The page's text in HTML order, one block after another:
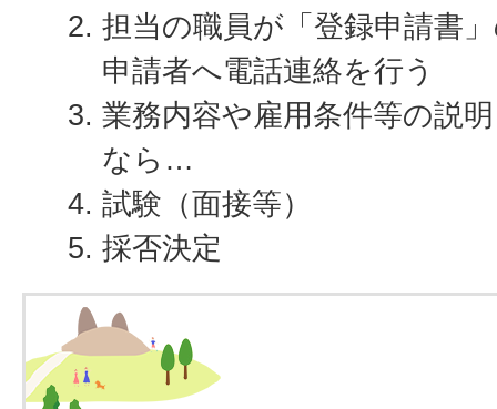
担当の職員が「登録申請書
申請者へ電話連絡を行う
業務内容や雇用条件等の説
なら…
試験（面接等）
採否決定